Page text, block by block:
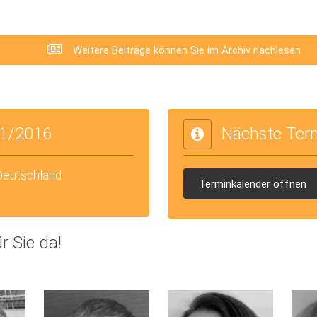
Weitere Beiträge können Sie im Archiv nachlesen
2016
Sie da!
Nächste
Terminkalender öffnen